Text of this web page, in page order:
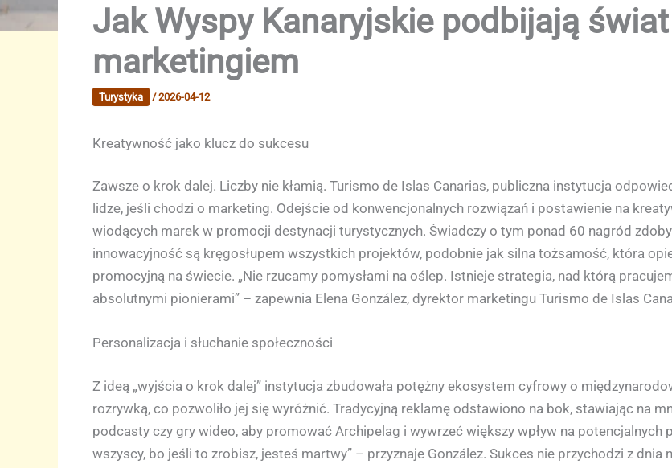
Jak Wyspy Kanaryjskie podbijają
marketingiem
Turystyka /2026-04-12
Kreatywność jako klucz do sukcesu
Zawsze o krok dalej. Liczby nie kłamią. Turismo de Islas Canarias, publiczna instytucja
lidze, jeśli chodzi o marketing. Odejście od konwencjonalnych rozwiązań i postawienie na
wiodących marek w promocji destynacji turystycznych. Świadczy o tym ponad 60 nagród
innowacyjność są kręgosłupem wszystkich projektów, podobnie jak silna tożsamość, która
promocyjną na świecie. „Nie rzucamy pomysłami na oślep. Istnieje strategia, nad którą
absolutnymi pionierami” – zapewnia Elena González, dyrektor marketingu Turismo de Islas
Personalizacja i słuchanie społeczności
Z ideą „wyjścia o krok dalej” instytucja zbudowała potężny ekosystem cyfrowy o
rozrywką, co pozwoliło jej się wyróżnić. Tradycyjną reklamę odstawiono na bok, stawiając na
podcasty czy gry wideo, aby promować Archipelag i wywrzeć większy wpływ na potencjalnych
wszyscy, bo jeśli to zrobisz, jesteś martwy” – przyznaje González. Sukces nie przychodzi z